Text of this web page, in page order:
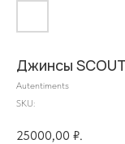
Джинсы SCOUT
Autentiments
SKU:
25000,00 ₽.